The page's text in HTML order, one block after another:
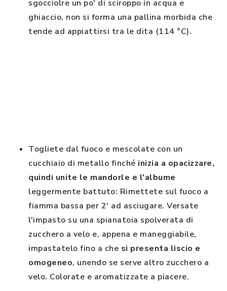
sgocciolre un po' di sciroppo in acqua e
ghiaccio, non si forma una pallina morbida che
tende ad appiattirsi tra le dita (114 °C).
Togliete dal fuoco e mescolate con un
cucchiaio di metallo finché inizia a opacizzare,
quindi unite le mandorle e l'albume
leggermente battuto: Rimettete sul fuoco a
fiamma bassa per 2' ad asciugare. Versate
l'impasto su una spianatoia spolverata di
zucchero a velo e, appena e maneggiabile,
impastatelo fino a che si presenta liscio e
omogeneo, unendo se serve altro zucchero a
velo. Colorate e aromatizzate a piacere.